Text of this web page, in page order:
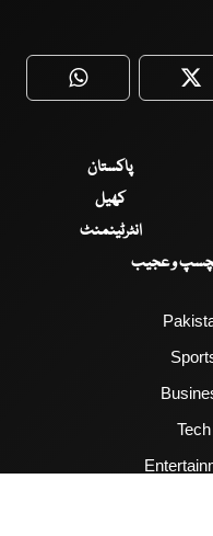
WhatsApp
پاکستان
کھیل
انٹرٹینمنٹ
و عجیب